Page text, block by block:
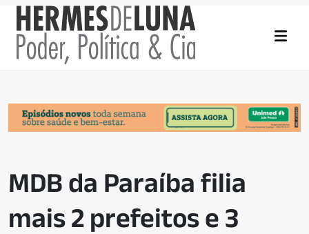
MDB da Paraíba filia
mais 2 prefeitos e 3